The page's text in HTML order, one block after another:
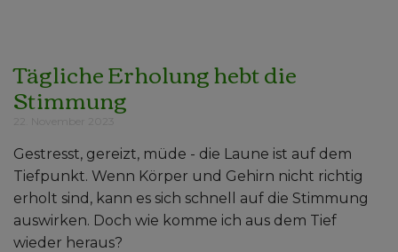
Tägliche Erholung hebt die
Stimmung
Gestresst, gereizt, müde - die Laune ist auf dem
Tiefpunkt. Wenn Körper und Gehirn nicht richtig
erholt sind, kann es sich schnell auf die Stimmung
auswirken. Doch wie komme ich aus dem Tief
wieder heraus?